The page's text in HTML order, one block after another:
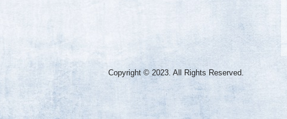
Copyright © 2023. All Rights Reserved.